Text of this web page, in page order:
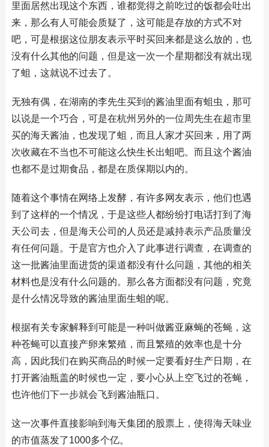
里面居然出现这个东西，谁都觉得之前吃过的饭都会吐出
来，那么有人可能会质疑了，这可能是存放的方式不对
吧，可是根据这位朋友表示平时买回来都是这么放的，也
没有什么其他的问题，但是这一次一个星期都没有就出现
了蛆，这就说不过去了。
无独有偶，在湖南的李先生买到的酱油里面有蛆虫，那可
以说是一个巧合，可是在杭州另外的一位周先生在超市里
买的海天酱油，也发现了蛆，而且人家才买回来，用了两
次收藏在不当也不可能这么快生长出蛆吧。而且这个酱油
也都不是过期食品，都是在质保期以内的。
随着这个事情在网络上发酵，有许多网友表示，他们也遇
到了这样的一个情况，于是这些人都纷纷打电话打到了海
天公司去，但是海天公司的人员还是减持表示产品质量没
有任何问题。于是官方也介入了此事进行调查，在调查的
这一批酱油里面进货的渠道都没有什么问题，其他的相关
材料也是没有什么问题的。那么各方面都没有问题，究竟
是什么情况导致的酱油里面生蛆的呢。
根据有关专家解释到可能是一种叫做酱亚麻蝇的苍蝇，这
种苍蝇可以直接产卵来繁殖，而且繁殖的效率也是十分
高，因此我们在购买商品的时候一定要看好生产日期，在
打开酱油瓶盖的时候也一定，要小心从上空飞过的苍蝇，
也许他们下一步就会飞到酱油瓶口。
这一次事件直接影响到海天集团的股票上，使得海天味业
的市值蒸发了1000多个亿。